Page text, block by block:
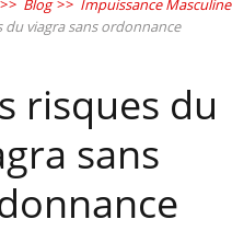
>> Blog >> Impuissance Masculine
du viagra sans ordonnance
risques du
sans